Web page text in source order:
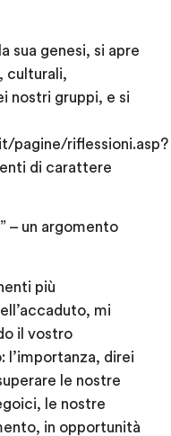
sua genesi, si apre
culturali,
nostri gruppi, e si
pagine/riflessioni.asp?
di carattere
– un argomento
più
mi
il vostro
l’importanza, direi
le nostre
le nostre
in opportunità